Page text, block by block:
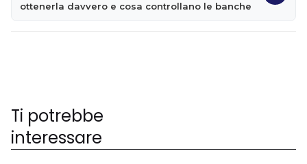
ottenerla davvero e cosa controllano le banche
Ti potrebbe
interessare